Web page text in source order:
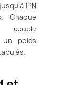
IPN
Chaque
couple
un poids